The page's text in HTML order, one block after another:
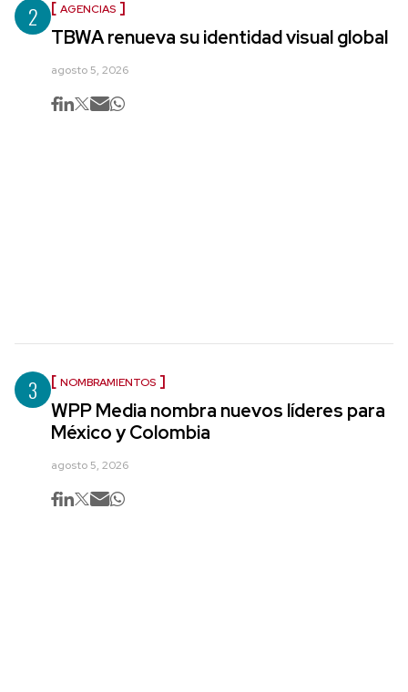
2 AGENCIAS
TBWA renueva su identidad visual global
agosto 5, 2026
3 NOMBRAMIENTOS
WPP Media nombra nuevos líderes para
México y Colombia
agosto 5, 2026